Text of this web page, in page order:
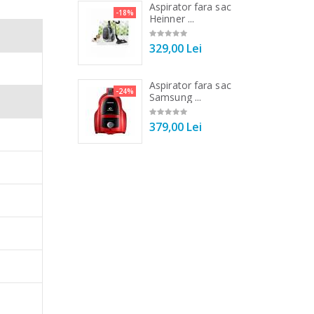
a
...
Heinner
-18%
Aspirator fara sac
Heinner ...
329,00 Lei
-24%
Aspirator fara sac
Samsung ...
379,00 Lei